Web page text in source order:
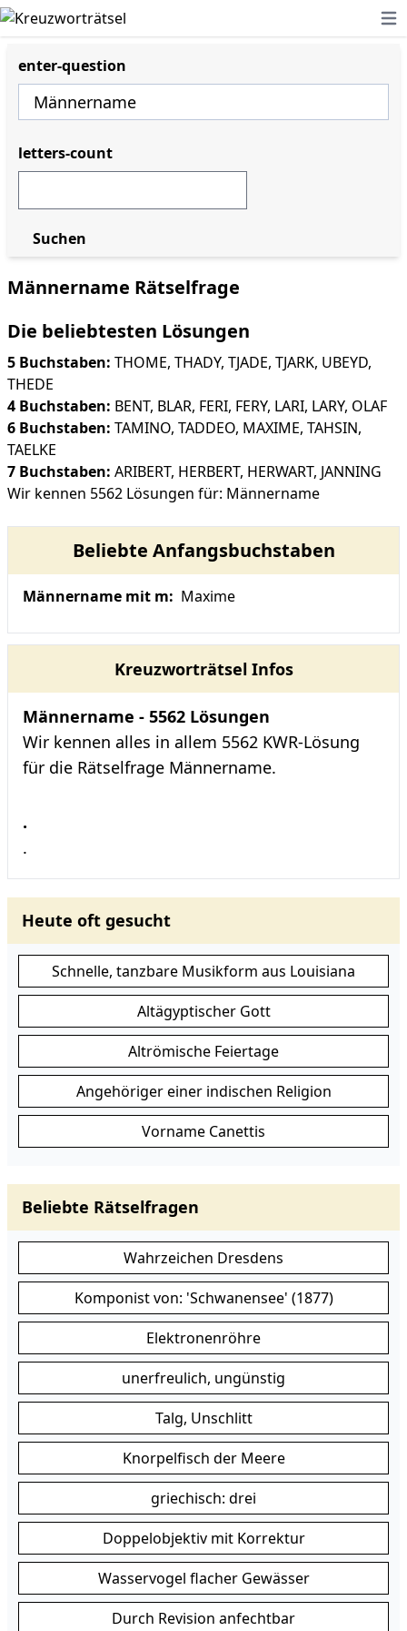
Männername Rätselfrage
Die beliebtesten Lösungen
5 Buchstaben: THOME, THADY, TJADE, TJARK, UBEYD,
THEDE
4 Buchstaben: BENT, BLAR, FERI, FERY, LARI, LARY, OLAF
6 Buchstaben: TAMINO, TADDEO, MAXIME, TAHSIN,
TAELKE
7 Buchstaben: ARIBERT, HERBERT, HERWART, JANNING
Wir kennen 5562 Lösungen für: Männername
Beliebte Anfangsbuchstaben
Männername mit m: Maxime
Kreuzworträtsel Infos
Männername - 5562 Lösungen
Wir kennen alles in allem 5562 KWR-Lösung
für die Rätselfrage Männername.
.
.
Heute oft gesucht
Schnelle, tanzbare Musikform aus Louisiana
Altägyptischer Gott
Altrömische Feiertage
Angehöriger einer indischen Religion
Vorname Canettis
Beliebte Rätselfragen
Wahrzeichen Dresdens
Komponist von: 'Schwanensee' (1877)
Elektronenröhre
unerfreulich, ungünstig
Talg, Unschlitt
Knorpelfisch der Meere
griechisch: drei
Doppelobjektiv mit Korrektur
Wasservogel flacher Gewässer
Durch Revision anfechtbar
enter-question
letters-count
Suchen